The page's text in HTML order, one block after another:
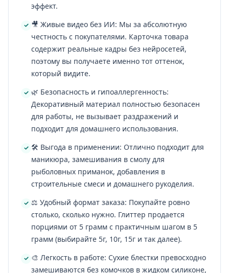
эффект.
🎥 Живые видео без ИИ: Мы за абсолютную
честность с покупателями. Карточка товара
содержит реальные кадры без нейросетей,
поэтому вы получаете именно тот оттенок,
который видите.
🌿 Безопасность и гипоаллергенность:
Декоративный материал полностью безопасен
для работы, не вызывает раздражений и
подходит для домашнего использования.
🛠️ Выгода в применении: Отлично подходит для
маникюра, замешивания в смолу для
рыболовных приманок, добавления в
строительные смеси и домашнего рукоделия.
⚖️ Удобный формат заказа: Покупайте ровно
столько, сколько нужно. Глиттер продается
порциями от 5 грамм с практичным шагом в 5
грамм (выбирайте 5г, 10г, 15г и так далее).
🎨 Легкость в работе: Сухие блестки превосходно
замешиваются без комочков в жидком силиконе,